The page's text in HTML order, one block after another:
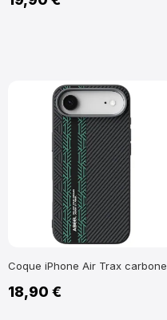
Coque iPhone Air Trax carbone
18,90 €